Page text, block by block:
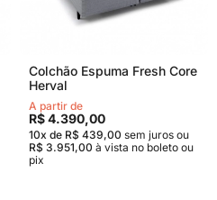
Colchão Espuma Fresh Core
Herval
A partir de
R$ 4.390,00
10x de R$ 439,00 sem juros ou
R$ 3.951,00 à vista no boleto ou
pix